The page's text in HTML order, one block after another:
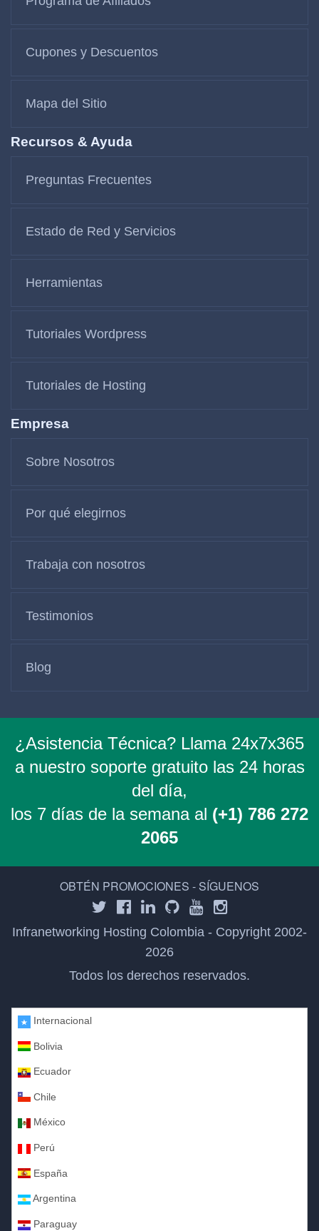
Cupones y Descuentos
Mapa del Sitio
Recursos & Ayuda
Preguntas Frecuentes
Estado de Red y Servicios
Herramientas
Tutoriales Wordpress
Tutoriales de Hosting
Empresa
Sobre Nosotros
Por qué elegirnos
Trabaja con nosotros
Testimonios
Blog
¿Asistencia Técnica? Llama 24x7x365
a nuestro soporte gratuito las 24 horas
del día,
los 7 días de la semana al (+1) 786 272
2065
OBTÉN PROMOCIONES - SÍGUENOS
Infranetworking Hosting Colombia - Copyright 2002-
2026
Todos los derechos reservados.
Internacional
Bolivia
Ecuador
Chile
México
Perú
España
Argentina
Paraguay